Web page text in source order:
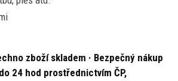
zboží skladem · Bezpečný nákup
24 hod prostřednictvím ČP,